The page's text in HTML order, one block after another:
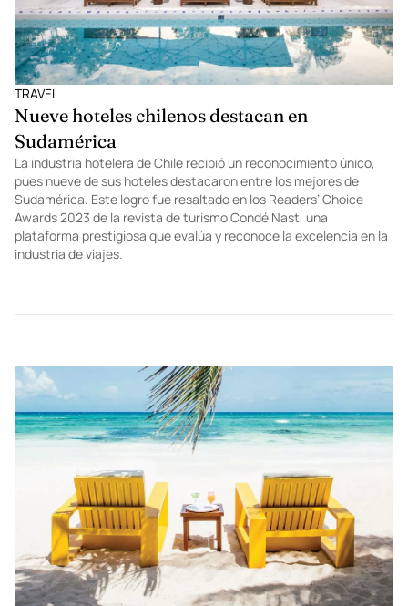
TRAVEL
Nueve hoteles chilenos destacan en
Sudamérica
La industria hotelera de Chile recibió un reconocimiento único,
pues nueve de sus hoteles destacaron entre los mejores de
Sudamérica. Este logro fue resaltado en los Readers’ Choice
Awards 2023 de la revista de turismo Condé Nast, una
plataforma prestigiosa que evalúa y reconoce la excelencia en la
industria de viajes.